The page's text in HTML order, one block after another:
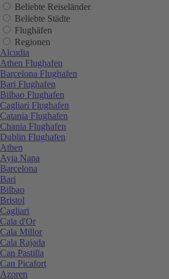
Beliebte Reiseländer
Beliebte Städte
Flughäfen
Regionen
Alcudia
Athen Flughafen
Barcelona Flughafen
Bari Flughafen
Bilbao Flughafen
Cagliari Flughafen
Catania Flughafen
Chania Flughafen
Dublin Flughafen
Athen
Ayia Napa
Barcelona
Bari
Bilbao
Bristol
Cagliari
Cala d'Or
Cala Millor
Cala Rajada
Can Pastilla
Can Picafort
Azoren